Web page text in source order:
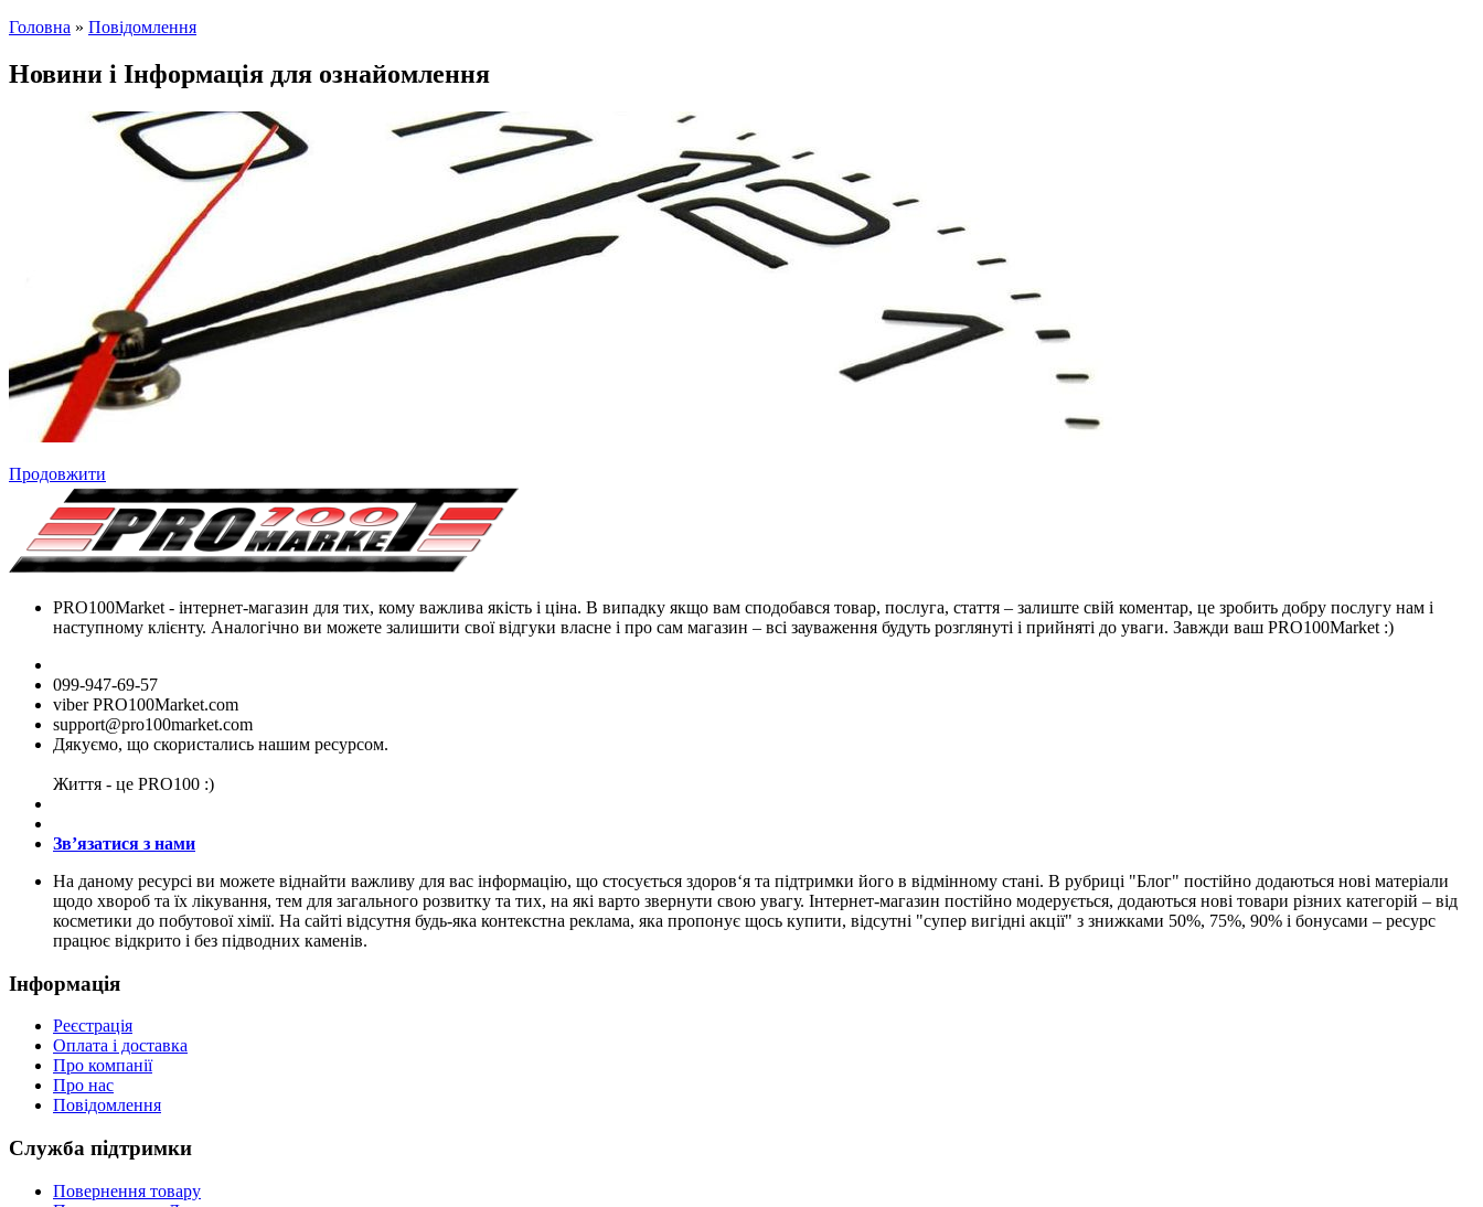
Головна » Повідомлення
Новини і Інформація для ознайомлення
Продовжити
PRO100Market - інтернет-магазин для тих, кому важлива якість і ціна. В випадку якщо вам сподобався товар, послуга, стаття – залиште свій коментар, це зробить добру послугу нам і
наступному клієнту. Аналогічно ви можете залишити свої відгуки власне і про сам магазин – всі зауваження будуть розглянуті і прийняті до уваги. Завжди ваш PRO100Market :)
099-947-69-57
viber PRO100Market.com
support@pro100market.com
Дякуємо, що скористались нашим ресурсом.
Життя - це PRO100 :)
Зв’язатися з нами
На даному ресурсі ви можете віднайти важливу для вас інформацію, що стосується здоров‘я та підтримки його в відмінному стані. В рубриці "Блог" постійно додаються нові матеріали
щодо хвороб та їх лікування, тем для загального розвитку та тих, на які варто звернути свою увагу. Інтернет-магазин постійно модерується, додаються нові товари різних категорій – від
косметики до побутової хімії. На сайті відсутня будь-яка контекстна реклама, яка пропонує щось купити, відсутні "супер вигідні акції" з знижками 50%, 75%, 90% і бонусами – ресурс
працює відкрито і без підводних каменів.
Інформація
Реєстрація
Оплата і доставка
Про компанії
Про нас
Повідомлення
Служба підтримки
Повернення товару